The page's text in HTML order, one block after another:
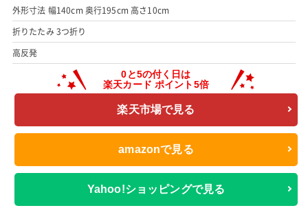
外形寸法 幅140cm 奥行195cm 高さ10cm
折りたたみ 3つ折り
高反発
楽天市場で見る
amazonで見る
Yahoo!ショッピングで見る